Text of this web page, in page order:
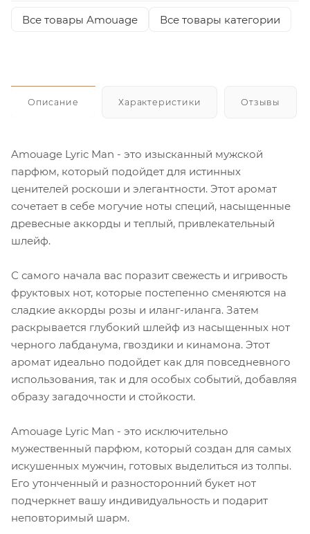
Все товары Amouage Все товары категории
Описание Характеристики Отзывы
Amouage Lyric Man - это изысканный мужской
парфюм, который подойдет для истинных
ценителей роскоши и элегантности. Этот аромат
сочетает в себе могучие ноты специй, насыщенные
древесные аккорды и теплый, привлекательный
шлейф.
С самого начала вас поразит свежесть и игривость
фруктовых нот, которые постепенно сменяются на
сладкие аккорды розы и иланг-иланга. Затем
раскрывается глубокий шлейф из насыщенных нот
черного лабданума, гвоздики и кинамона. Этот
аромат идеально подойдет как для повседневного
использования, так и для особых событий, добавляя
образу загадочности и стойкости.
Amouage Lyric Man - это исключительно
мужественный парфюм, который создан для самых
искушенных мужчин, готовых выделиться из толпы.
Его утонченный и разносторонний букет нот
подчеркнет вашу индивидуальность и подарит
неповторимый шарм.